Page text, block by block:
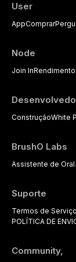
User
AppComprar
Node
Join InRendimento
ConstruçãoWhite
BrushO Labs
Assistente de Oral
Suporte
Termos de Serviço
POLÍTICA DE
Community,